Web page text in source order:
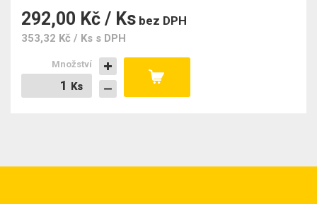
292,00 Kč / Ks bez DPH
353,32 Kč / Ks s DPH
Ks
Ks
Množství